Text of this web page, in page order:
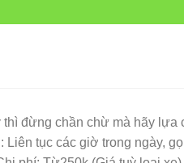
đừng chần chừ mà hãy lựa
tục các giờ trong ngày,